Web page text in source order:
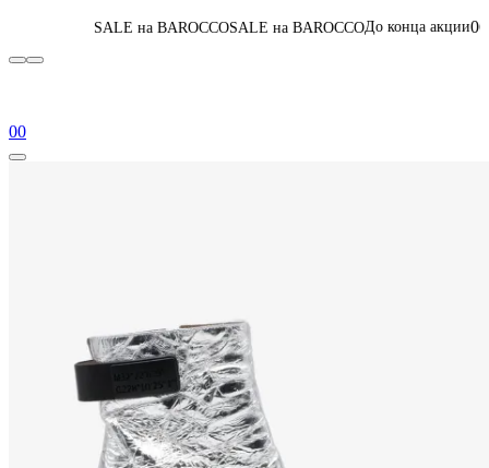
на BAROCCOSALE на BAROCCOДо конца акции06:10:55:56
00